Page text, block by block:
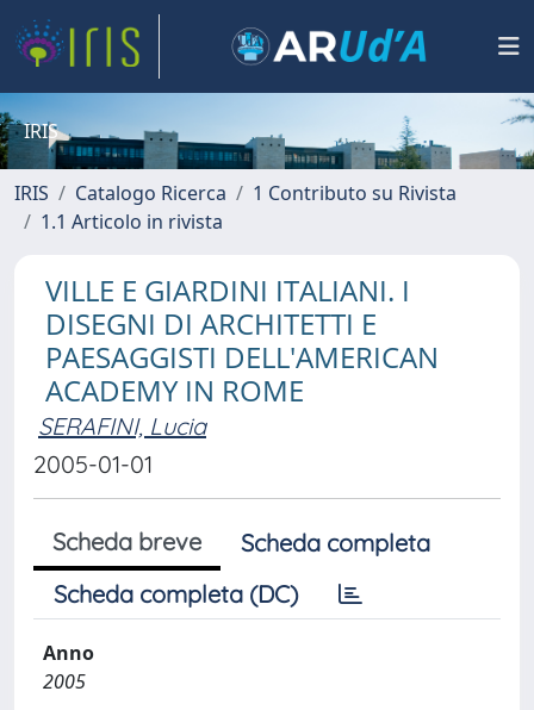
IRIS
IRIS Catalogo Ricerca
1 Contributo su Rivista
1.1 Articolo in rivista
VILLE E GIARDINI ITALIANI. I
DISEGNI DI ARCHITETTI E
PAESAGGISTI DELL'AMERICAN
ACADEMY IN ROME
SERAFINI, Lucia
2005-01-01
Scheda breve
Scheda completa
Scheda completa (DC)
Anno
2005